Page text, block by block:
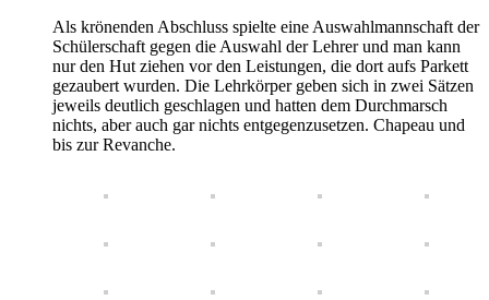
Als krönenden Abschluss spielte eine Auswahlmannschaft der
Schülerschaft gegen die Auswahl der Lehrer und man kann
nur den Hut ziehen vor den Leistungen, die dort aufs Parkett
gezaubert wurden. Die Lehrkörper geben sich in zwei Sätzen
jeweils deutlich geschlagen und hatten dem Durchmarsch
nichts, aber auch gar nichts entgegenzusetzen. Chapeau und
bis zur Revanche.